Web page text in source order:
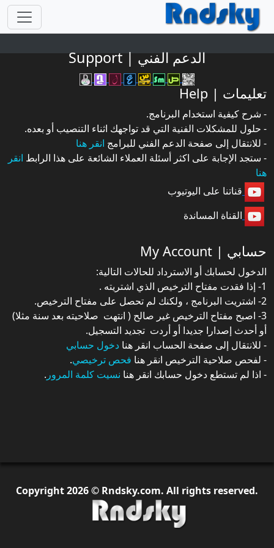
الدعم الفني | Support
تعليمات | Help
- شرح كيفية استخدام البرنامج.
- حلول للمشكلات الفنية التي قد تواجهك اثناء التنصيب أو بعده.
- للانتقال إلى صفحة الدعم الفني للبرامج انقر هنا
- ستجد الإجابة على اكثر أسئلة العملاء الشائعة على هذا الرابط انقر
هنا
قناتنا على اليوتيوب
القناة المساندة
حسابي | My Account
الدخول لحسابك أو الاسترداد للحالات التالية:
1- إذا فقدت مفتاح الترخيص الذي اشتريته .
2- اشتريت البرنامج ، ولكنك لم تحصل على مفتاح الترخيص.
3- اصبح مفتاح الترخيص غير صالح ( انتهت صلاحيته بعد سنة مثلا)
أو أحدث إصدارا جديدا أو أردت تجديد التسجيل.
- للانتقال إلى صفحة الحساب انقر هنا دخول حسابي
- لفحص صلاحية الترخيص انقر هنا فحص ترخيصي.
- اذا لم تستطع دخول حسابك انقر هنا نسيت كلمة المرور .
Copyright2026© Rndsky.com. All rights reserved.